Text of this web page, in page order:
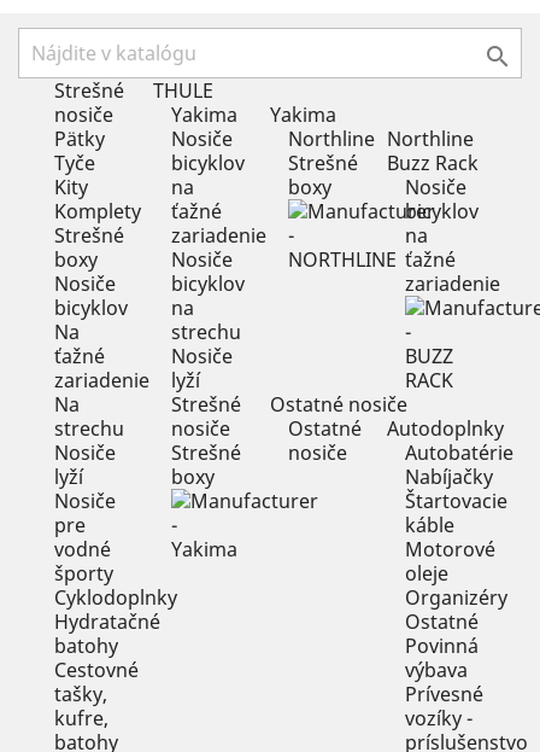

THULE
Strešné
nosiče
Pätky
Tyče
Kity
Komplety
Strešné
boxy
Nosiče
bicyklov
Na
ťažné
zariadenie
Na
strechu
Nosiče
lyží
Nosiče
pre
vodné
športy
Cyklodoplnky
Hydratačné
batohy
Cestovné
tašky,
kufre,
batohy
Yakima
Yakima
Nosiče
bicyklov
na
ťažné
zariadenie
Nosiče
bicyklov
na
strechu
Nosiče
lyží
Strešné
nosiče
Strešné
boxy
Northline
Northline
Strešné
boxy
Buzz Rack
Nosiče
bicyklov
na
ťažné
zariadenie
Ostatné nosiče
Ostatné
nosiče
Autodoplnky
Autobatérie
Nabíjačky
Štartovacie
káble
Motorové
oleje
Organizéry
Ostatné
Povinná
výbava
Prívesné
vozíky -
príslušenstvo